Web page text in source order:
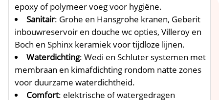
epoxy of polymeer voeg voor hygiëne.​
Sanitair: Grohe en Hansgrohe kranen, Geberit
inbouwreservoir en douche wc opties, Villeroy en
Boch en Sphinx keramiek voor tijdloze lijnen.​
Waterdichting: Wedi en Schluter systemen met
membraan en kimafdichting rondom natte zones
voor duurzame waterdichtheid.​
Comfort: elektrische of watergedragen